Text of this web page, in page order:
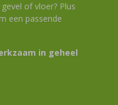
of vloer? Plus
een passende
in geheel